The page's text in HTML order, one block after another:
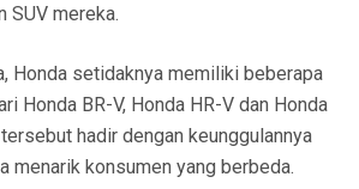
SUV mereka.
Honda setidaknya memiliki beberapa
Honda BR-V, Honda HR-V dan Honda
hadir dengan keunggulannya
menarik konsumen yang berbeda.